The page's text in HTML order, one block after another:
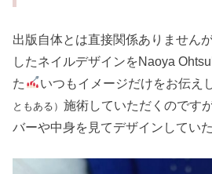
出版自体とは直接関係ありません
したネイルデザインをNaoya
た
いつもイメージだけをお伝え
ともある）施術していただくのです
バーや中身を見てデザインしてい